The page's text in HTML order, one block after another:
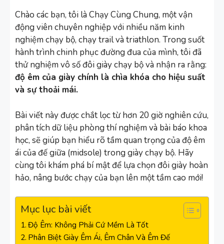
Chào các bạn, tôi là Chạy Cùng Chung, một vận
động viên chuyên nghiệp với nhiều năm kinh
nghiệm chạy bộ, chạy trail và triathlon. Trong suốt
hành trình chinh phục đường đua của mình, tôi đã
thử nghiệm vô số đôi giày chạy bộ và nhận ra rằng:
độ êm của giày chính là chìa khóa cho hiệu suất
và sự thoải mái.
Bài viết này được chắt lọc từ hơn 20 giờ nghiên cứu,
phân tích dữ liệu phòng thí nghiệm và bài báo khoa
học, sẽ giúp bạn hiểu rõ tầm quan trọng của độ êm
ái của đế giữa (midsole) trong giày chạy bộ. Hãy
cùng tôi khám phá bí mật để lựa chọn đôi giày hoàn
hảo, nâng bước chạy của bạn lên một tầm cao mới!
Mục lục bài viết
Độ Êm: Không Phải Cứ Mềm Là Tốt
Phân Biệt Giày Êm Ái, Êm Chân Và Êm Đế